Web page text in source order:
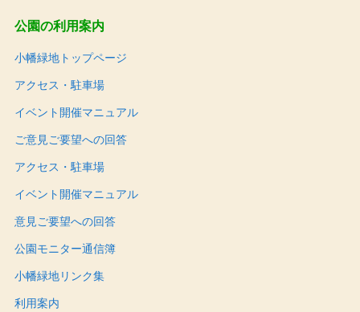
公園の利用案内
小幡緑地トップページ
アクセス・駐車場
イベント開催マニュアル
ご意見ご要望への回答
アクセス・駐車場
イベント開催マニュアル
意見ご要望への回答
公園モニター通信簿
小幡緑地リンク集
利用案内